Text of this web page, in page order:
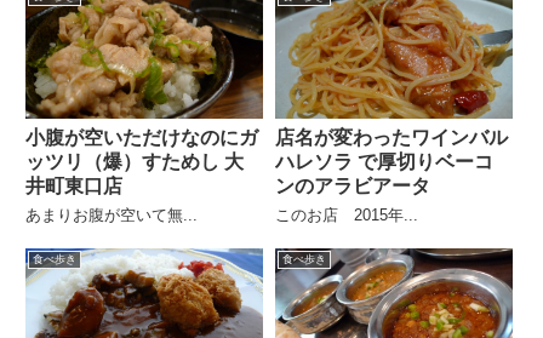
小腹が空いただけなのにガ
ッツリ（爆）すためし 大
井町東口店
あまりお腹が空いて無...
店名が変わったワインバル
ハレソラ で厚切りベーコ
ンのアラビアータ
このお店 2015年...
食べ歩き 食べ歩き